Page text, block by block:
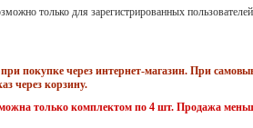
только для зарегистрированных
покупке через интернет-магазин. При
через корзину.
только комплектом по 4 шт. Продажа